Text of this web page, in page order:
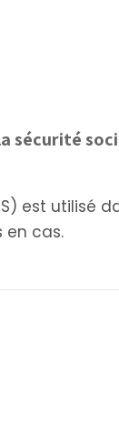
sécurité
est utilisé
en cas.